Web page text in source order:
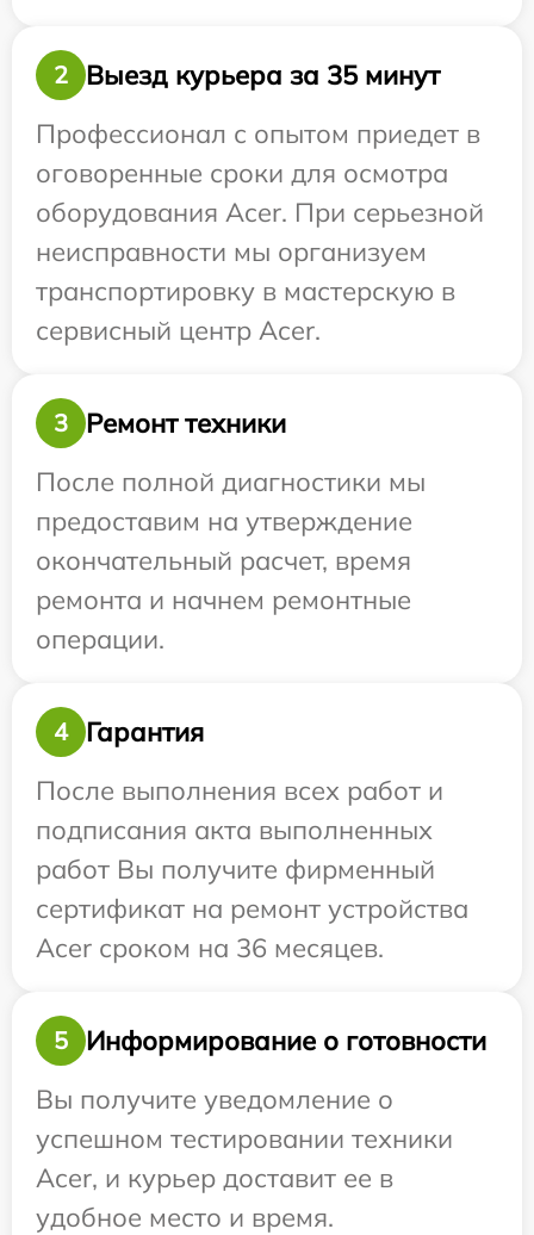
2
Выезд курьера за 35 минут
Профессионал с опытом приедет в
оговоренные сроки для осмотра
оборудования Acer. При серьезной
неисправности мы организуем
транспортировку в мастерскую в
сервисный центр Acer.
3
Ремонт техники
После полной диагностики мы
предоставим на утверждение
окончательный расчет, время
ремонта и начнем ремонтные
операции.
4
Гарантия
После выполнения всех работ и
подписания акта выполненных
работ Вы получите фирменный
сертификат на ремонт устройства
Acer сроком на 36 месяцев.
5
Информирование о готовности
Вы получите уведомление о
успешном тестировании техники
Acer, и курьер доставит ее в
удобное место и время.